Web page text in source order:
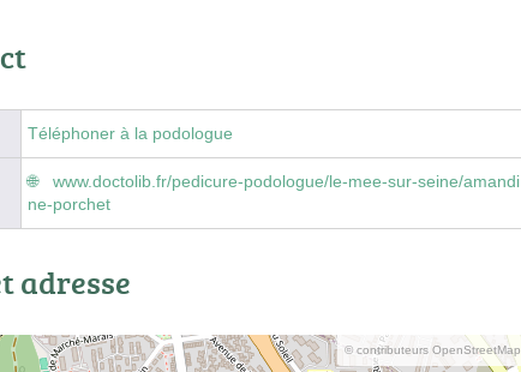
Téléphoner à la podologue
www.doctolib.fr/pedicure-podologue/le-mee-sur-seine/amandi
ne-porchet
adresse
© contributeurs OpenStreetMap